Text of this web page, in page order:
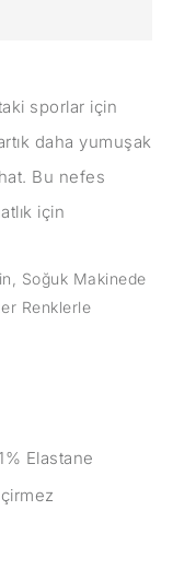
sporlar için
daha yumuşak
Bu nefes
için
Soğuk Makinede
Renklerle
Elastane